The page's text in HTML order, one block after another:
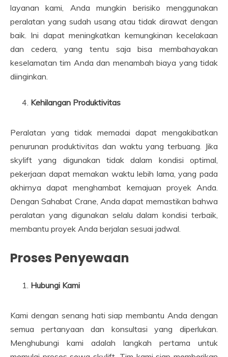
layanan kami, Anda mungkin berisiko menggunakan
peralatan yang sudah usang atau tidak dirawat dengan
baik. Ini dapat meningkatkan kemungkinan kecelakaan
dan cedera, yang tentu saja bisa membahayakan
keselamatan tim Anda dan menambah biaya yang tidak
diinginkan.
Kehilangan Produktivitas
Peralatan yang tidak memadai dapat mengakibatkan
penurunan produktivitas dan waktu yang terbuang. Jika
skylift yang digunakan tidak dalam kondisi optimal,
pekerjaan dapat memakan waktu lebih lama, yang pada
akhirnya dapat menghambat kemajuan proyek Anda.
Dengan Sahabat Crane, Anda dapat memastikan bahwa
peralatan yang digunakan selalu dalam kondisi terbaik,
membantu proyek Anda berjalan sesuai jadwal.
Proses Penyewaan
Hubungi Kami
Kami dengan senang hati siap membantu Anda dengan
semua pertanyaan dan konsultasi yang diperlukan.
Menghubungi kami adalah langkah pertama untuk